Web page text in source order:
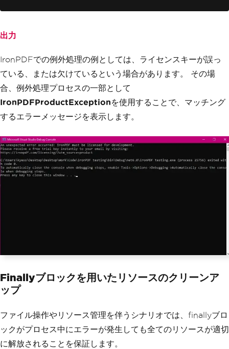
catch
(Exception ex)
{
Console . WriteLine(
ed error occurred: "
+ ex .Message
);
}
出力
IronPDFでの例外処理の例としては、ライセンスキーが誤っ
ている、または欠けているという場合があります。 その場
合、例外処理プロセスの一部として
IronPDFProductExceptionを使用することで、マッチング
するエラーメッセージを表示します。
Finallyブロックを用いたリソースのクリーンア
ップ
ファイル操作やリソース管理を伴うシナリオでは、finallyブロ
ックがプロセス中にエラーが発生しても全てのリソースが適切
に解放されることを保証します。